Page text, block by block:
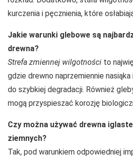
kurczenia i pęcznienia, które
Jakie warunki glebowe są
drewna?
Strefa zmiennej wilgotności to
gdzie drewno naprzemiennie
do szybkiej degradacji. Również
mogą przyspieszać korozję
Czy można używać drewna
ziemnych?
Tak, pod warunkiem odpowiedniej